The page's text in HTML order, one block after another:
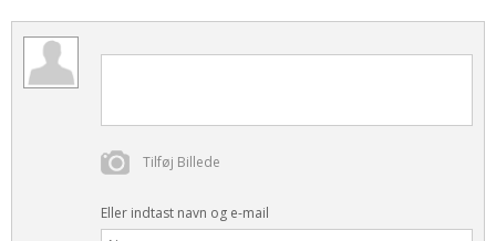
Tilføj Billede
Eller indtast navn og e-mail